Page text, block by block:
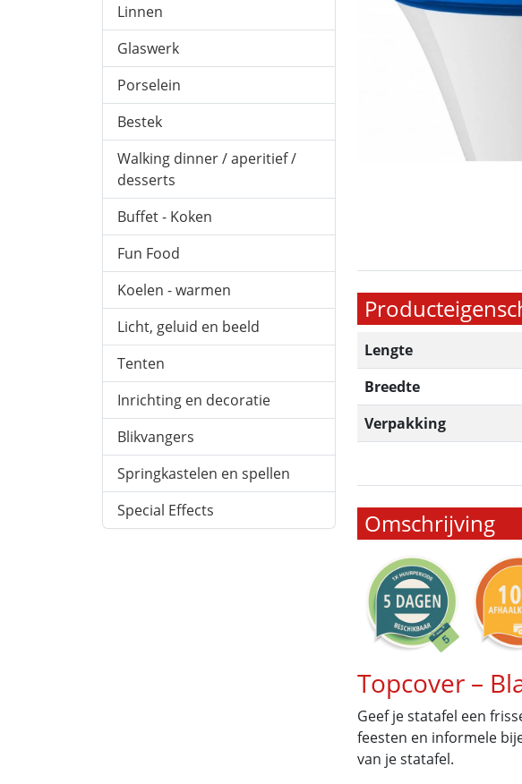
Linnen
Glaswerk
Porselein
Bestek
Walking dinner / aperitief /
desserts
Buffet - Koken
Fun Food
Koelen - warmen
Licht, geluid en beeld
Tenten
Inrichting en decoratie
Blikvangers
Springkastelen en spellen
Special Effects
Lengte
Breedte
Verpakking
Omschrijving
Topcover –
Geef je statafel een
feesten en informele
van je statafel.